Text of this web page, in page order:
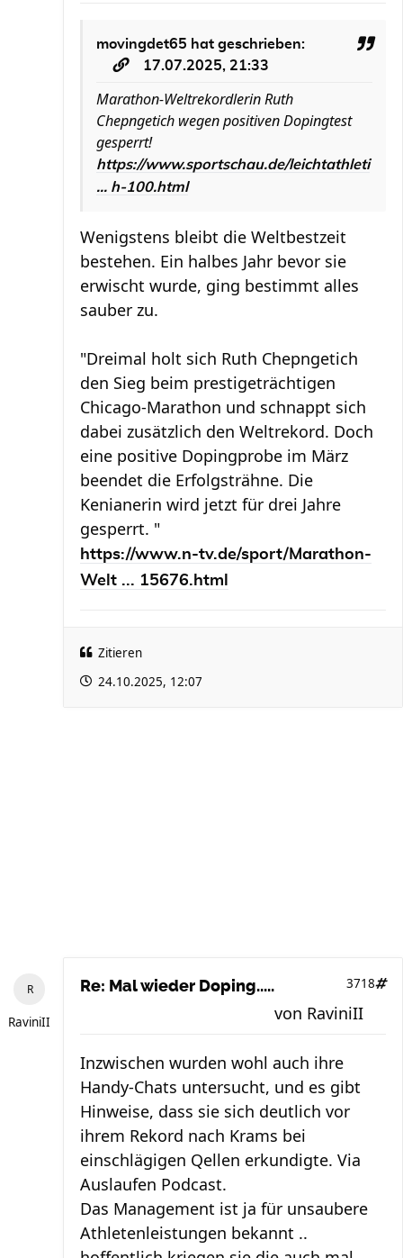
movingdet65 hat geschrieben:
17.07.2025, 21:33
Marathon-Weltrekordlerin Ruth
Chepngetich wegen positiven Dopingtest
gesperrt!
https://www.sportschau.de/leichtathleti
... h-100.html
Wenigstens bleibt die Weltbestzeit
bestehen. Ein halbes Jahr bevor sie
erwischt wurde, ging bestimmt alles
sauber zu.
"Dreimal holt sich Ruth Chepngetich
den Sieg beim prestigeträchtigen
Chicago-Marathon und schnappt sich
dabei zusätzlich den Weltrekord. Doch
eine positive Dopingprobe im März
beendet die Erfolgsträhne. Die
Kenianerin wird jetzt für drei Jahre
gesperrt. "
https://www.n-tv.de/sport/Marathon-
Welt ... 15676.html
Zitieren
24.10.2025, 12:07
RaviniII
Re: Mal wieder Doping..... 3718
von RaviniII
Inzwischen wurden wohl auch ihre
Handy-Chats untersucht, und es gibt
Hinweise, dass sie sich deutlich vor
ihrem Rekord nach Krams bei
einschlägigen Qellen erkundigte. Via
Auslaufen Podcast.
Das Management ist ja für unsaubere
Athletenleistungen bekannt ..